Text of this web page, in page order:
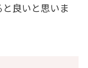
良いと思いま